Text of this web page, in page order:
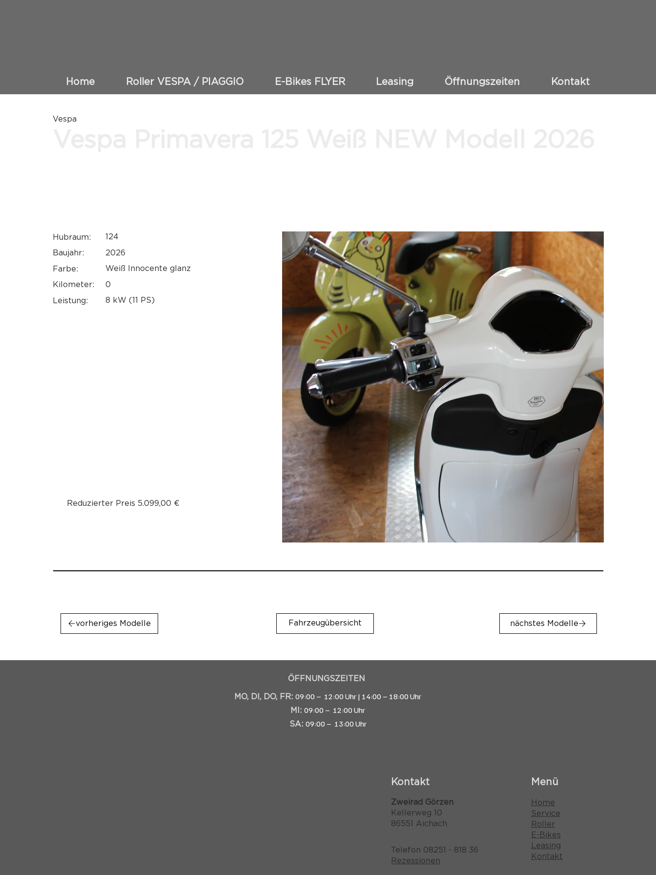
Home Roller VESPA / PIAGGIO E-Bikes FLYER Leasing Öffnungszeiten Kontakt
Vespa
Hubraum:
Baujahr:
Farbe:
Kilometer:
Leistung:
124
2026
Weiß Innocente glanz
0
8 kW (11 PS)
Reduzierter Preis 5.099,00 €
vorheriges Modelle Fahrzeugübersicht nächstes Modelle
ÖFFNUNGSZEITEN
MO, DI, DO, FR:09:00 – 12:00 Uhr | 14:00 – 18:00 Uhr
MI:09:00 – 12:00 Uhr
SA: 09:00 – 13:00 Uhr
Kontakt
Zweirad Görzen
Kellerweg 10
86551 Aichach
Telefon 08251 - 818 36
Rezessionen
Menü
Home
Service
Roller
E-Bikes
Leasing
Kontakt